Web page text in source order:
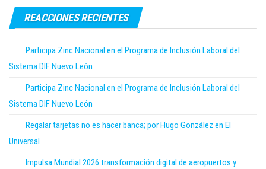
REACCIONES RECIENTES
Participa Zinc Nacional en el Programa de Inclusión Laboral del
Sistema DIF Nuevo León
Participa Zinc Nacional en el Programa de Inclusión Laboral del
Sistema DIF Nuevo León
Regalar tarjetas no es hacer banca; por Hugo González en El
Universal
Impulsa Mundial 2026 transformación digital de aeropuertos y